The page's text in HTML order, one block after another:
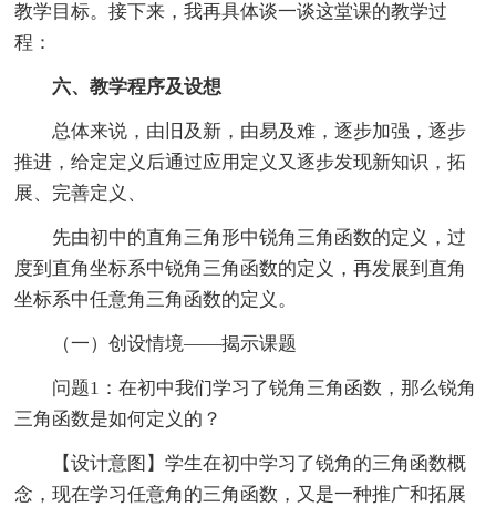
教学目标。接下来，我再具体谈一谈这堂课的教学过
程：
六、教学程序及设想
总体来说，由旧及新，由易及难，逐步加强，逐步
推进，给定定义后通过应用定义又逐步发现新知识，拓
展、完善定义、
先由初中的直角三角形中锐角三角函数的定义，过
度到直角坐标系中锐角三角函数的定义，再发展到直角
坐标系中任意角三角函数的定义。
（一）创设情境——揭示课题
问题1：在初中我们学习了锐角三角函数，那么锐角
三角函数是如何定义的？
【设计意图】学生在初中学习了锐角的三角函数概
念，现在学习任意角的三角函数，又是一种推广和拓展